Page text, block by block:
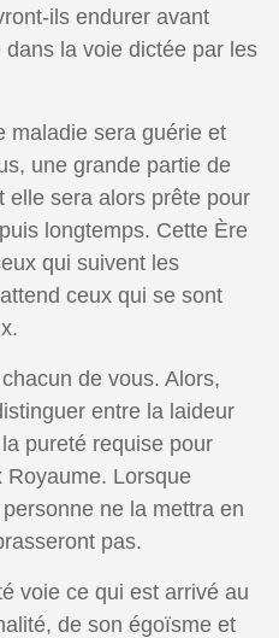
ils endurer avant
la voie dictée par les
maladie sera guérie et
une grande partie de
elle sera alors prête pour
longtemps. Cette Ère
qui suivent les
ceux qui se sont
de vous. Alors,
entre la laideur
pureté requise pour
Royaume. Lorsque
ne la mettra en
pas.
voie ce qui est arrivé au
de son égoïsme et